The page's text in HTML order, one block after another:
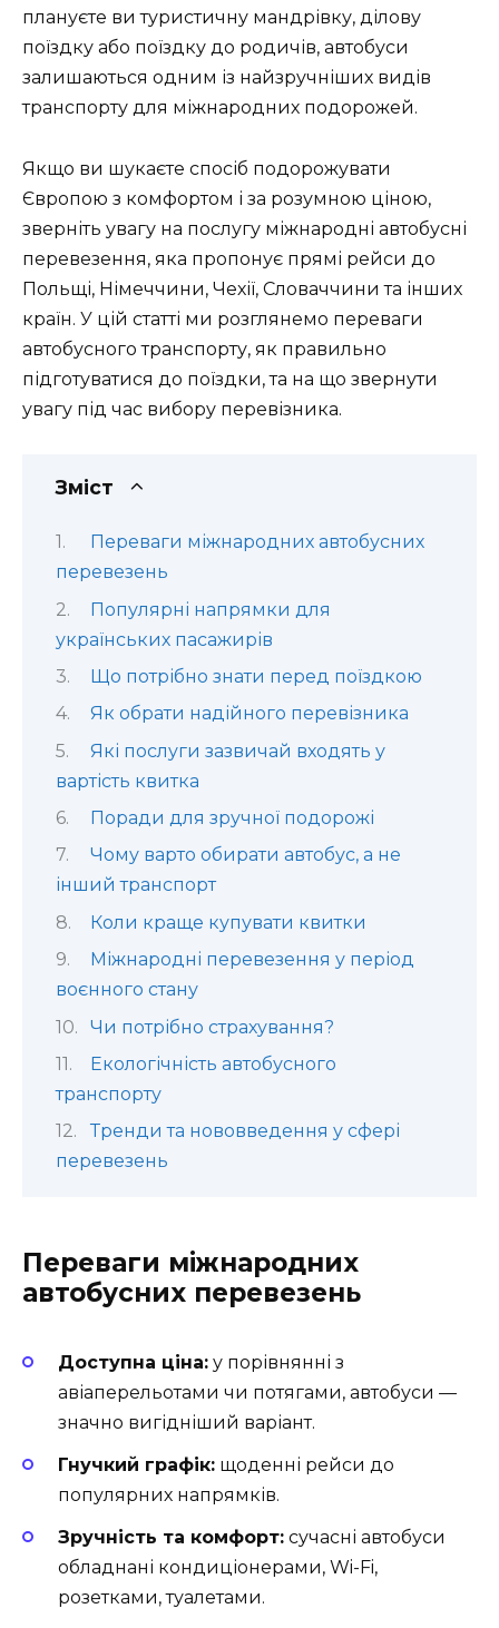
плануєте ви туристичну мандрівку, ділову
поїздку або поїздку до родичів, автобуси
залишаються одним із найзручніших видів
транспорту для міжнародних подорожей.
Якщо ви шукаєте спосіб подорожувати
Європою з комфортом і за розумною ціною,
зверніть увагу на послугу міжнародні автобусні
перевезення, яка пропонує прямі рейси до
Польщі, Німеччини, Чехії, Словаччини та інших
країн. У цій статті ми розглянемо переваги
автобусного транспорту, як правильно
підготуватися до поїздки, та на що звернути
увагу під час вибору перевізника.
Зміст
Переваги міжнародних автобусних
перевезень
Популярні напрямки для
українських пасажирів
Що потрібно знати перед поїздкою
Як обрати надійного перевізника
Які послуги зазвичай входять у
вартість квитка
Поради для зручної подорожі
Чому варто обирати автобус, а не
інший транспорт
Коли краще купувати квитки
Міжнародні перевезення у період
воєнного стану
Чи потрібно страхування?
Екологічність автобусного
транспорту
Тренди та нововведення у сфері
перевезень
Переваги міжнародних
автобусних перевезень
Доступна ціна: у порівнянні з
авіаперельотами чи потягами, автобуси —
значно вигідніший варіант.
Гнучкий графік: щоденні рейси до
популярних напрямків.
Зручність та комфорт: сучасні автобуси
обладнані кондиціонерами, Wi-Fi,
розетками, туалетами.